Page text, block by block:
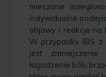
mieszane
indywidualne
objawy i reakcje na
W przypadku IBS z
jest zmniejszenie
łagodzenie bólu